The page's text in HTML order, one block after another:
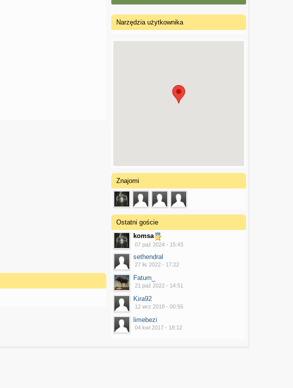
Narzędzia użytkownika
Znajomi
Ostatni goście
komsa
07 paź 2024 - 15:43
sethendral
27 lis 2022 - 17:22
Fatum_
21 paź 2022 - 14:51
Kira92
12 wrz 2018 - 00:55
limebezi
04 kwi 2017 - 18:12